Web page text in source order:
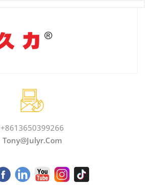
+8613650399266
Tony@julyr.com